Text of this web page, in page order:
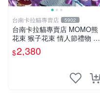
台南卡拉貓專賣店 5902
台南卡拉貓專賣店 MOMO熊
花束 猴子花束 情人節禮物 二
選一 可繡字 可今天寄明天到
$2,380